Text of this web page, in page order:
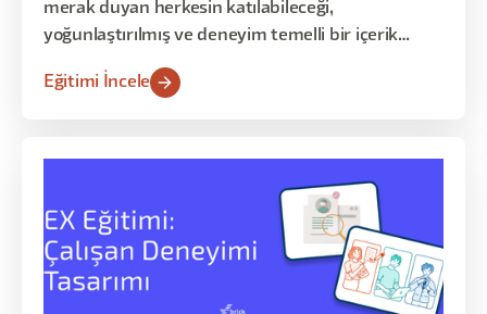
merak duyan herkesin katılabileceği,
yoğunlaştırılmış ve deneyim temelli bir içerik
kendi üretim süreçlerini başlatmayı, yaratıcı
Eğitimi İncele